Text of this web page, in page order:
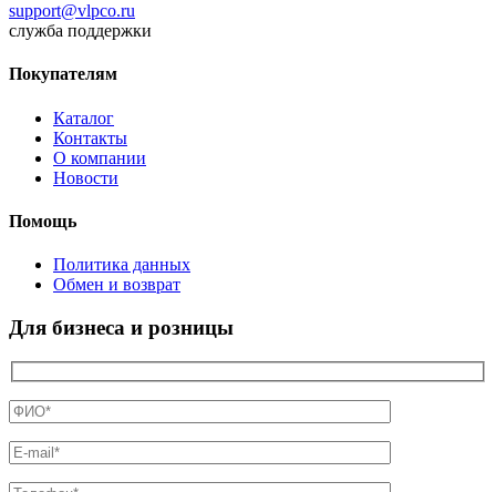
support@vlpco.ru
служба поддержки
Покупателям
Каталог
Контакты
О компании
Новости
Помощь
Политика данных
Обмен и возврат
Для бизнеса и розницы